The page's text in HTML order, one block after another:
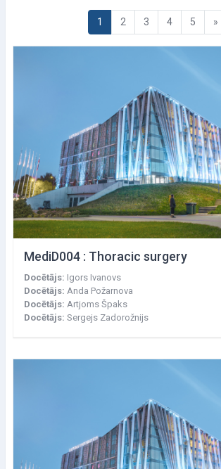
1 Page 1
2 Page 2
3 Page 3
4Page 4
5 Page 5
»
MediD004 : Thoracic surgery
Docētājs: Igors Ivanovs
Docētājs: Anda Požarnova
Docētājs: Artjoms Špaks
Docētājs: Sergejs Zadorožnijs